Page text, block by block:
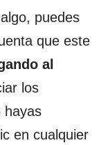
puedes
que este
al
los
hayas
en cualquier